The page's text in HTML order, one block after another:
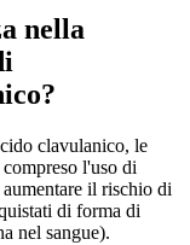
nella
clavulanico, le
l'uso di
il rischio di
di forma di
nel sangue).